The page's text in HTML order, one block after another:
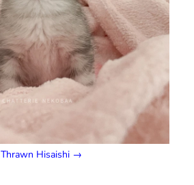
Thrawn Hisaishi →